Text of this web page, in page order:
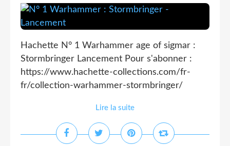
Hachette N° 1 Warhammer age of sigmar :
Stormbringer Lancement Pour s'abonner :
https://www.hachette-collections.com/fr-
fr/collection-warhammer-stormbringer/
Lire la suite